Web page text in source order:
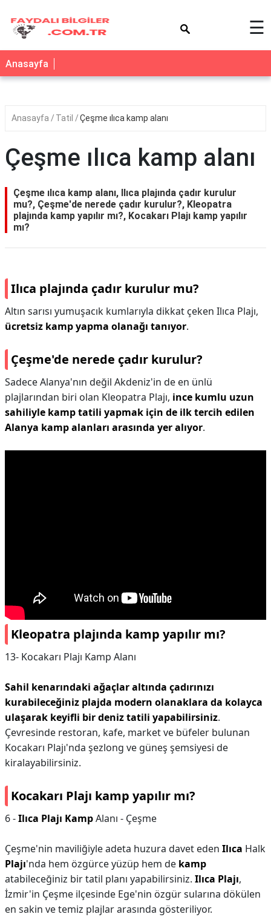
☰
Anasayfa
Anasayfa Tatil Çeşme ılıca kamp alanı
Çeşme ılıca kamp alanı
Çeşme ılıca kamp alanı, Ilıca plajında çadır kurulur
mu?, Çeşme'de nerede çadır kurulur?, Kleopatra
plajında kamp yapılır mı?, Kocakarı Plajı kamp yapılır
mı?
Ilıca plajında çadır kurulur mu?
Altın sarısı yumuşacık kumlarıyla dikkat çeken Ilıca Plajı,
ücretsiz kamp yapma olanağı tanıyor.
Çeşme'de nerede çadır kurulur?
Sadece Alanya'nın değil Akdeniz'in de en ünlü
plajlarından biri olan Kleopatra Plajı, ince kumlu uzun
sahiliyle kamp tatili yapmak için de ilk tercih edilen
Alanya kamp alanları arasında yer alıyor.
Kleopatra plajında kamp yapılır mı?
13- Kocakarı Plajı Kamp Alanı
Sahil kenarındaki ağaçlar altında çadırınızı
kurabileceğiniz plajda modern olanaklara da kolayca
ulaşarak keyifli bir deniz tatili yapabilirsiniz.
Çevresinde restoran, kafe, market ve büfeler bulunan
Kocakarı Plajı'nda şezlong ve güneş şemsiyesi de
kiralayabilirsiniz.
Kocakarı Plajı kamp yapılır mı?
6 -Ilıca Plajı KampAlanı - Çeşme
Çeşme'nin maviliğiyle adeta huzura davet eden Ilıca Halk
Plajı'nda hem özgürce yüzüp hem de kamp
atabileceğiniz bir tatil planı yapabilirsiniz. Ilıca Plajı,
İzmir'in Çeşme ilçesinde Ege'nin özgür sularına dökülen
en sakin ve temiz plajlar arasında gösteriliyor.